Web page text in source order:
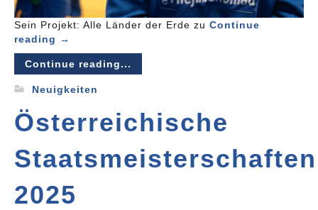
Sein Projekt: Alle Länder der Erde zu Continue
reading →
Continue reading...
Neuigkeiten
Österreichische
Staatsmeisterschaften
2025